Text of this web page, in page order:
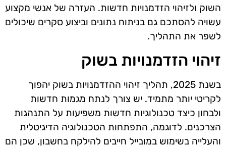
השוק ולזיהוי הזדמנויות חדשות. העזרה של אנשי מקצוע
עשויה להסתכם גם בניתוח נתונים וביצוע סקרים שיכולים
לשפר את התהליך.
זיהוי הזדמנויות בשוק
בשנת 2025, תהליך זיהוי ההזדמנויות בשוק יהפוך
לקריטי יותר מתמיד. יש צורך לנתח מגמות חדשות
ולבחון כיצד טכנולוגיות חדשות משפיעות על התנהגות
הצרכנים. לדוגמה, התפתחות הטכנולוגיה הדיגיטלית
והעלייה בשימוש במובייל חייבים להילקח בחשבון, שכן הם